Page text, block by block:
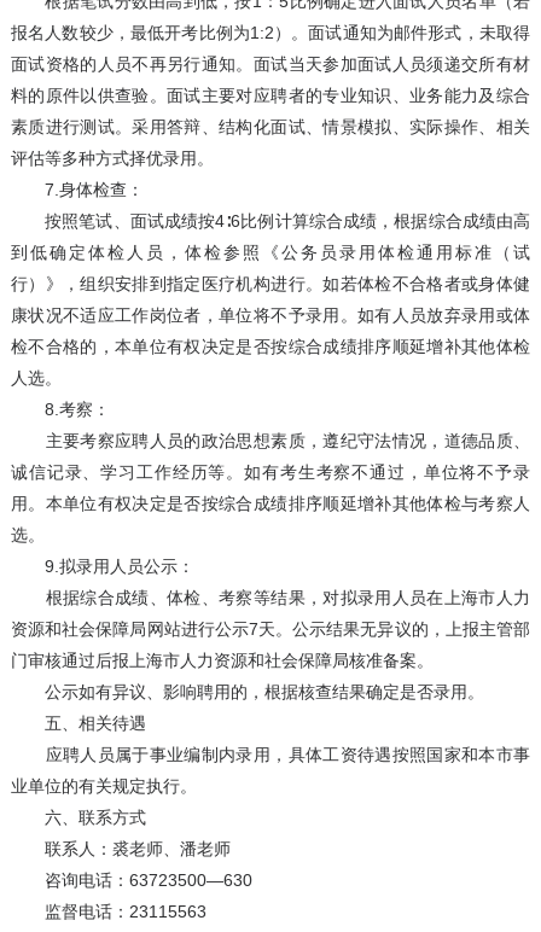
报名人数较少，最低开考比例为1:2）。面试通知为邮件形式，未取得
面试资格的人员不再另行通知。面试当天参加面试人员须递交所有材
料的原件以供查验。面试主要对应聘者的专业知识、业务能力及综合
素质进行测试。采用答辩、结构化面试、情景模拟、实际操作、相关
评估等多种方式择优录用。
7.身体检查：
按照笔试、面试成绩按4∶6比例计算综合成绩，根据综合成绩由高
到低确定体检人员，体检参照《公务员录用体检通用标准（试
行）》，组织安排到指定医疗机构进行。如若体检不合格者或身体健
康状况不适应工作岗位者，单位将不予录用。如有人员放弃录用或体
检不合格的，本单位有权决定是否按综合成绩排序顺延增补其他体检
人选。
8.考察：
主要考察应聘人员的政治思想素质，遵纪守法情况，道德品质、
诚信记录、学习工作经历等。如有考生考察不通过，单位将不予录
用。本单位有权决定是否按综合成绩排序顺延增补其他体检与考察人
选。
9.拟录用人员公示：
根据综合成绩、体检、考察等结果，对拟录用人员在上海市人力
资源和社会保障局网站进行公示7天。公示结果无异议的，上报主管部
门审核通过后报上海市人力资源和社会保障局核准备案。
公示如有异议、影响聘用的，根据核查结果确定是否录用。
五、相关待遇
应聘人员属于事业编制内录用，具体工资待遇按照国家和本市事
业单位的有关规定执行。
六、联系方式
联系人：裘老师、潘老师
咨询电话：63723500—630
监督电话：23115563